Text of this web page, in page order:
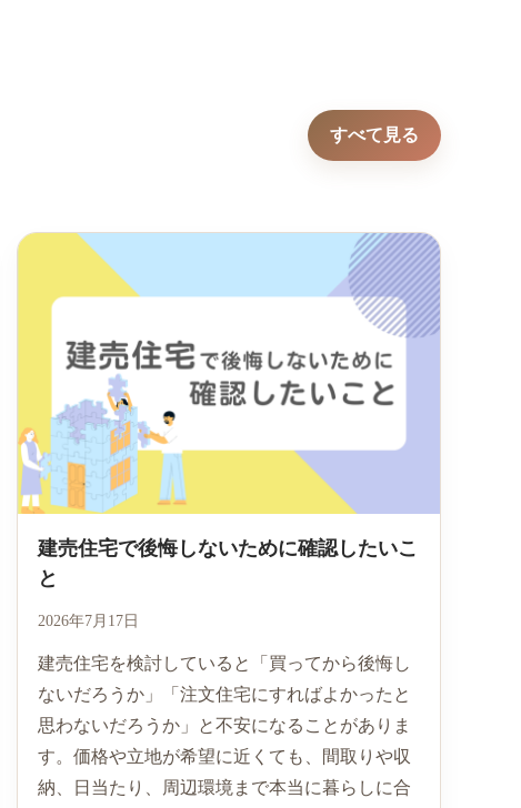
すべて見る
建売住宅で後悔しないために確認したいこ
と
2026年7月17日
建売住宅を検討していると「買ってから後悔し
ないだろうか」「注文住宅にすればよかったと
思わないだろうか」と不安になることがありま
す。価格や立地が希望に近くても、間取りや収
納、日当たり、周辺環境まで本当に暮らしに合